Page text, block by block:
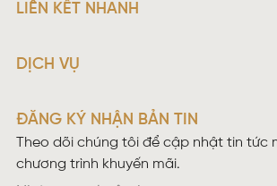
LIÊN KẾT NHANH
DỊCH VỤ
ĐĂNG KÝ NHẬN BẢN TIN
Theo dõi chúng tôi để cập nhật tin tức
chương trình khuyến mãi.